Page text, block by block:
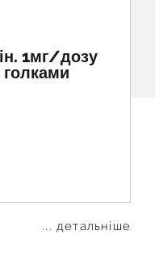
1мг/дозу
голками
... детальніше